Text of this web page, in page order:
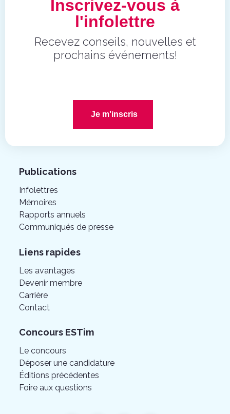
Inscrivez-vous à
l'infolettre
Recevez conseils, nouvelles et
prochains événements!
Je m'inscris
Publications
Infolettres
Mémoires
Rapports annuels
Communiqués de presse
Liens rapides
Les avantages
Devenir membre
Carrière
Contact
Concours ESTim
Le concours
Déposer une candidature
Éditions précédentes
Foire aux questions